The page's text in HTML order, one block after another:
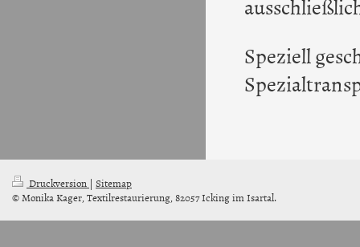
Speziell
Druckversion | Sitemap
© Monika Kager, Textilrestaurierung, 82057 Icking im Isartal.